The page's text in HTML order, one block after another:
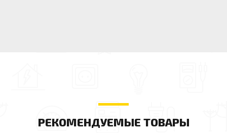
РЕКОМЕНДУЕМЫЕ ТОВАРЫ